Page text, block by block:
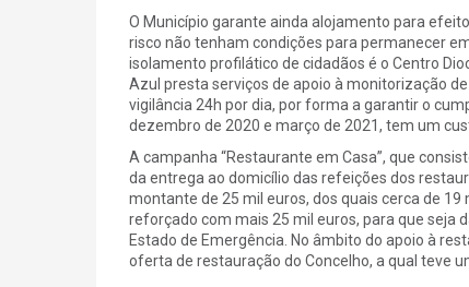
O Município garante ainda alojamento para
risco não tenham condições para permanecer
isolamento profilático de cidadãos é o Centro
Azul presta serviços de apoio à monitorização
vigilância 24h por dia, por forma a garantir o
dezembro de 2020 e março de 2021, tem um
A campanha “Restaurante em Casa”, que
da entrega ao domicílio das refeições dos
montante de 25 mil euros, dos quais cerca de
reforçado com mais 25 mil euros, para que seja
Estado de Emergência. No âmbito do apoio à
oferta de restauração do Concelho, a qual teve